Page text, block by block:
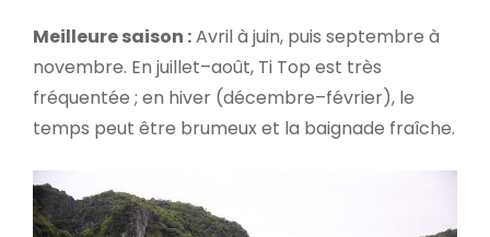
Meilleure saison :Avril à juin, puis septembre à
novembre. En juillet–août, Ti Top est très
fréquentée ; en hiver (décembre–février), le
temps peut être brumeux et la baignade fraîche.